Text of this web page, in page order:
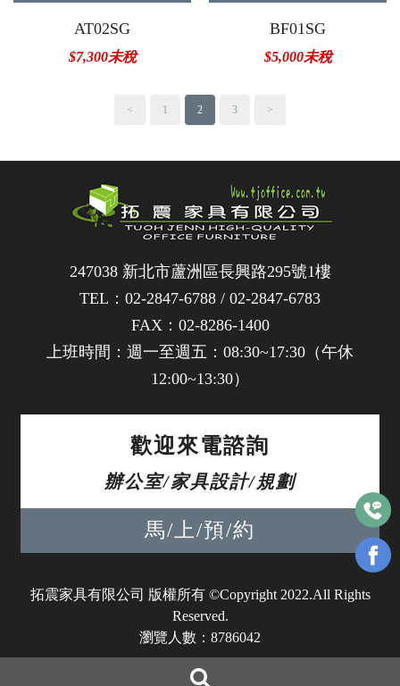
AT02SG
$7,300未稅
BF01SG
$5,000未稅
< 1 2 3 >
247038 新北市蘆洲區長興路295號1樓
TEL： 02-2847-6788 / 02-2847-6783
FAX：02-8286-1400
上班時間：週一至週五：08:30~17:30（午休
12:00~13:30）
歡迎來電諮詢
辦公室/家具設計/規劃
馬/上/預/約
拓震家具有限公司 版權所有 ©Copyright 2022.All Rights
Reserved.
瀏覽人數：8786042